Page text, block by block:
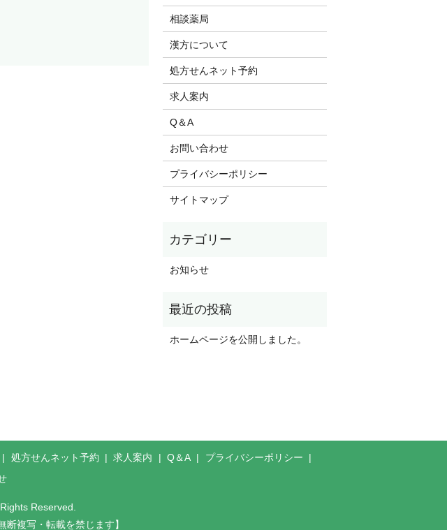
相談薬局
漢方について
処方せんネット予約
求人案内
Q＆A
お問い合わせ
プライバシーポリシー
サイトマップ
お知らせ
ホームページを公開しました。
処方せんネット予約 求人案内 Q＆A
プライバシーポリシー
Reserved.
断複写・転載を禁じます】